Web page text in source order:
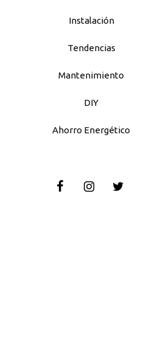
Instalación
Tendencias
Mantenimiento
DIY
Ahorro Energético